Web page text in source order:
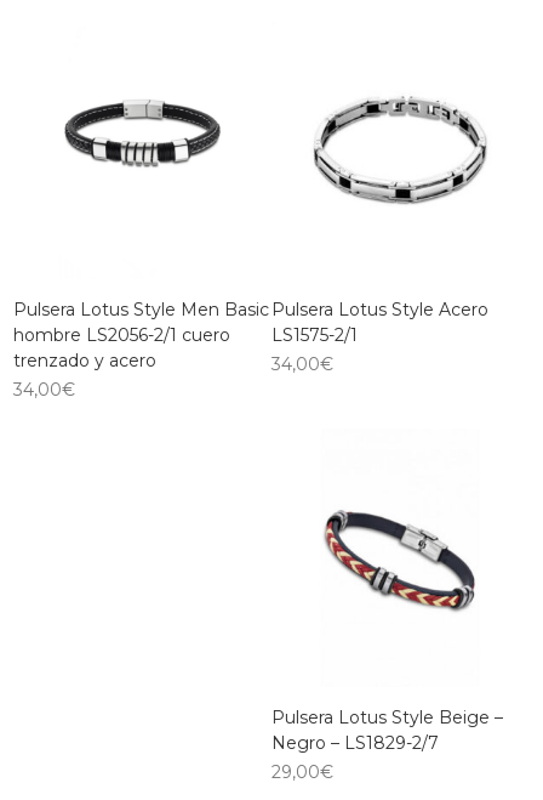
Pulsera Lotus Style Men Basic
hombre LS2056-2/1 cuero
trenzado y acero
34,00€
Pulsera Lotus Style Acero
LS1575-2/1
34,00€
Pulsera Lotus Style Beige –
Negro – LS1829-2/7
29,00€